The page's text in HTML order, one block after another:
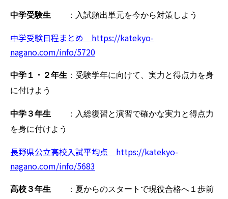
中学受験生 ：入試頻出単元を今から対策しよう
中学受験日程まとめ https://katekyo-
nagano.com/info/5720
中学１・２年生 ：受験学年に向けて、実力と得点力を身
に付けよう
中学３年生 ：入総復習と演習で確かな実力と得点力
を身に付けよう
長野県公立高校入試平均点 https://katekyo-
nagano.com/info/5683
高校３年生 ：夏からのスタートで現役合格へ１歩前